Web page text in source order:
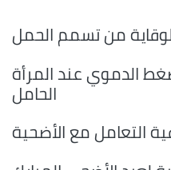
من تسمم الحمل
الدموي عند المرأة
الحامل
التعامل مع الأضحية